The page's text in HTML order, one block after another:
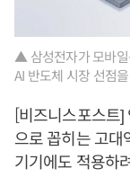
▲ 삼성전자가 모바일
AI 반도체 시장 선점
[비즈니스포스트
으로 꼽히는 고대
기기에도 적용하